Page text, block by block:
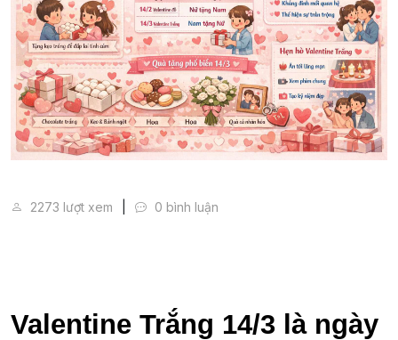
2273 lượt xem 0 bình luận
Valentine Trắng 14/3 là ngày